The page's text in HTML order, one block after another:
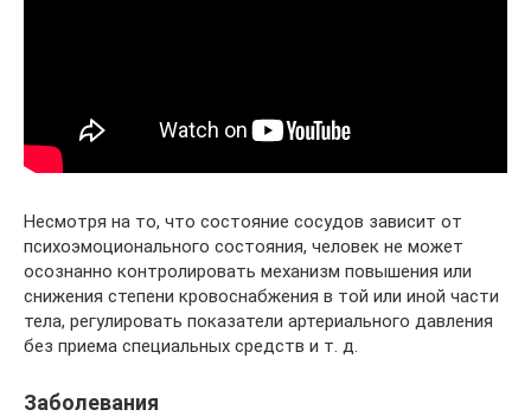
Несмотря на то, что состояние сосудов зависит от
психоэмоционального состояния, человек не может
осознанно контролировать механизм повышения или
снижения степени кровоснабжения в той или иной части
тела, регулировать показатели артериального давления
без приема специальных средств и т. д.
Заболевания